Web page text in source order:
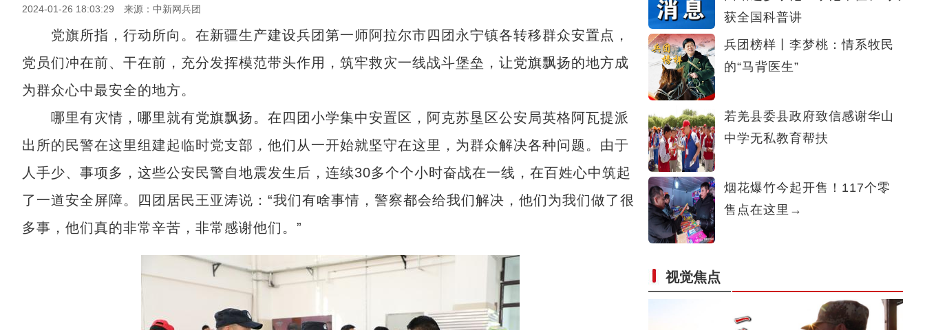
2024-01-26 18:03:29 来源：中新网兵团
党旗所指，行动所向。在新疆生产建设兵团第一师阿拉尔市四团永宁镇各转移群众安置点，
党员们冲在前、干在前，充分发挥模范带头作用，筑牢救灾一线战斗堡垒，让党旗飘扬的地方成
为群众心中最安全的地方。
哪里有灾情，哪里就有党旗飘扬。在四团小学集中安置区，阿克苏垦区公安局英格阿瓦提派
出所的民警在这里组建起临时党支部，他们从一开始就坚守在这里，为群众解决各种问题。由于
人手少、事项多，这些公安民警自地震发生后，连续30多个个小时奋战在一线，在百姓心中筑起
了一道安全屏障。四团居民王亚涛说：“我们有啥事情，警察都会给我们解决，他们为我们做了很
多事，他们真的非常辛苦，非常感谢他们。”
获全国科普讲
兵团榜样丨李梦桃：情系牧民
的“马背医生”
若羌县委县政府致信感谢华山
中学无私教育帮扶
烟花爆竹今起开售！117个零
售点在这里→
视觉焦点
兵团榜样丨姜万富：爱撒昆仑
兵团榜样丨金茂芳：新中国第一代女拖拉机手